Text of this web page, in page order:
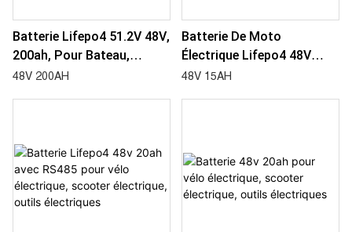
Batterie Lifepo4 51.2V 48V,
200ah, Pour Bateau,
Chariot De Golf, Chariot
48V 200AH
Batterie De Moto
Électrique Lifepo4 48V
15AH Pour Scooter
48V 15AH